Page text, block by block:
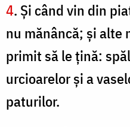
4. Şi când vin din
nu mănâncă; şi alte
primit să le ţină:
urcioarelor şi a
paturilor.